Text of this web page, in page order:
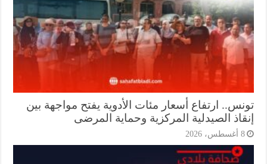
ارتفاع أسعار مئات الأدوية يفتح مواجهة بين
الصيدلية المركزية وحماية المرضى